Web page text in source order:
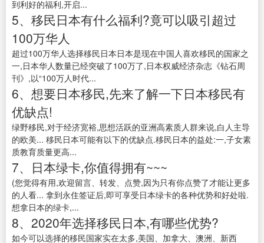
到利好的福利,开启...
5、移民日本有什么福利?竟可以吸引超过
100万华人
超过100万华人选择移民日本日本是现在中国人喜欢移民的国家之
一,日本华人数量已经突破了100万了,日本权威经济杂志《钻石周
刊》,以“100万人时代...
6、想要日本移民,先来了解一下日本移民有
优缺点!
绿野移民,对于经济宽裕,思想活跃的亚洲高素质人群来说,白人主导
的欧美... 移民日本可能有以下的优缺点.移民日本的益处:一,子女素
质教育质量更高...
7、日本绿卡,你值得拥有~~~
(您觉得有用,欢迎留言、转发、点赞,因为只有你点赞了才能让更多
的人看... 拿到永住签证后,即可享受日本绿卡的各种优势和好处啦.
想拿日本的绿卡,...
8、2020年选择移民日本,有哪些优势?
如今可以选择的移民国家实在太多,美国、加拿大、澳洲、新西